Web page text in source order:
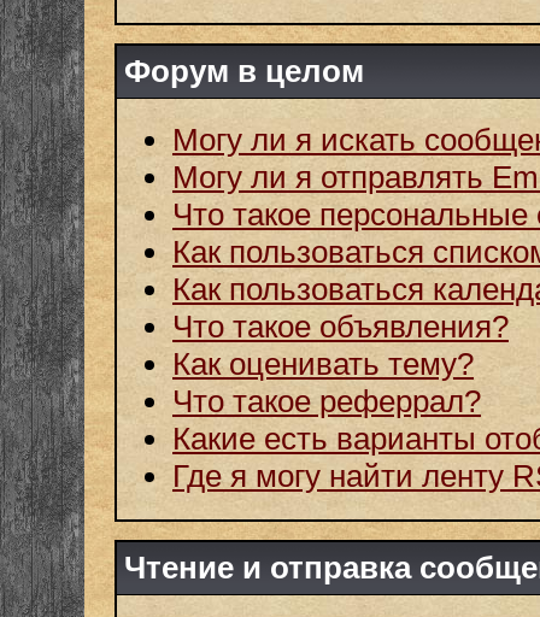
Форум в целом
Могу ли я искать
Могу ли я отправлять
Что такое
Как пользоваться
Как пользоваться
Что такое объявления?
Как оценивать тему?
Что такое реферрал?
Какие есть варианты
Где я могу найти ленту
Чтение и отправка